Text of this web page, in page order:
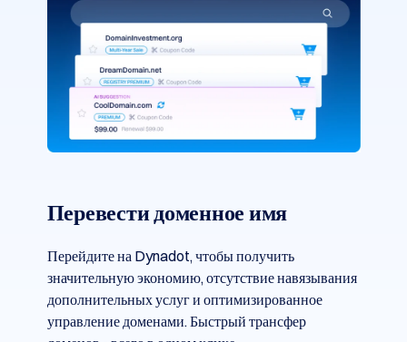
Перевести доменное имя
Перейдите на Dynadot, чтобы получить
значительную экономию, отсутствие навязывания
дополнительных услуг и оптимизированное
управление доменами. Быстрый трансфер